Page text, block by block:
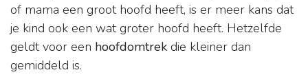
of mama een groot hoofd heeft, is er meer kans dat
je kind ook een wat groter hoofd heeft. Hetzelfde
geldt voor een hoofdomtrek die kleiner dan
gemiddeld is.